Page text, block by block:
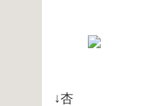
↓杏